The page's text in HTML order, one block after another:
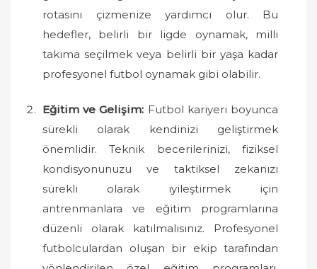
rotasını çizmenize yardımcı olur. Bu
hedefler, belirli bir ligde oynamak, milli
takıma seçilmek veya belirli bir yaşa kadar
profesyonel futbol oynamak gibi olabilir.
Eğitim ve Gelişim: Futbol kariyeri boyunca
sürekli olarak kendinizi geliştirmek
önemlidir. Teknik becerilerinizi, fiziksel
kondisyonunuzu ve taktiksel zekanızı
sürekli olarak iyileştirmek için
antrenmanlara ve eğitim programlarına
düzenli olarak katılmalısınız. Profesyonel
futbolculardan oluşan bir ekip tarafından